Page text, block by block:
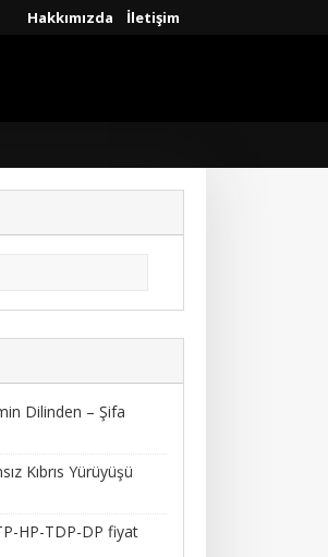
Hakkımızda İletişim
Dilinden – Şifa
Kıbrıs Yürüyüşü
HP-TDP-DP fiyat